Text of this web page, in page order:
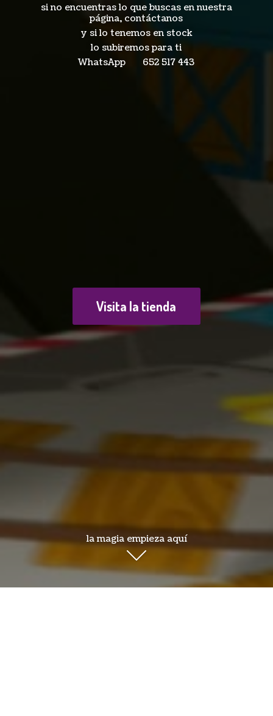
si no encuentras lo que buscas en nuestra
página, contáctanos
y si lo tenemos en stock
lo subiremos para ti
WhatsApp 652517 443
Visita la tienda
la magia empieza aquí